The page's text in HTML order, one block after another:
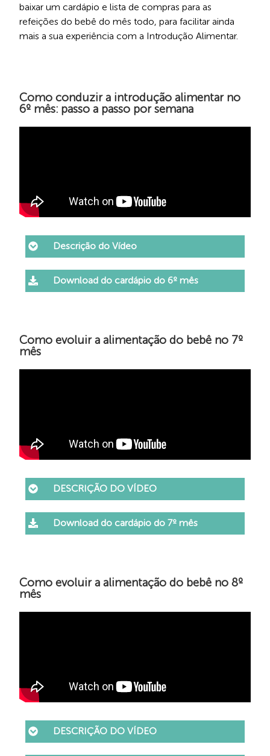
baixar um cardápio e lista de compras para as
refeições do bebê do mês todo, para facilitar ainda
mais a sua experiência com a Introdução Alimentar.
Como conduzir a introdução alimentar no
6º mês: passo a passo por semana​
Descrição do Vídeo
Download do cardápio do 6º mês
Como evoluir a alimentação do bebê no 7º
mês
DESCRIÇÃO DO VÍDEO
Download do cardápio do 7º mês
Como evoluir a alimentação do bebê no 8º
mês
DESCRIÇÃO DO VÍDEO